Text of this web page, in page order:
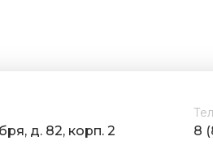
д. 82, корп. 2 8